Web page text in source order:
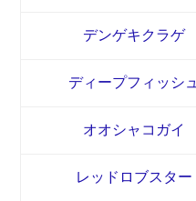
デンゲキクラゲ
ディープフィッシュ
オオシャコガイ
レッドロブスター